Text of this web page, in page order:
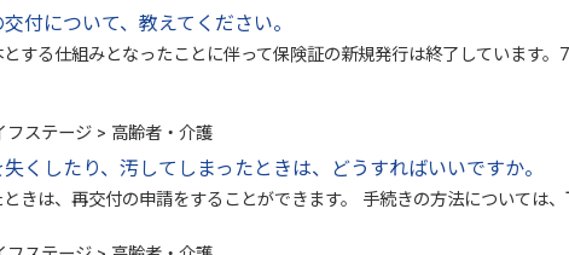
付について、教えてください。
する仕組みとなったことに伴って保険証の新規発行は終了しています
ステージ > 高齢者・介護
くしたり、汚してしまったときは、どうすればいいですか。
きは、再交付の申請をすることができます。 手続きの方法については、